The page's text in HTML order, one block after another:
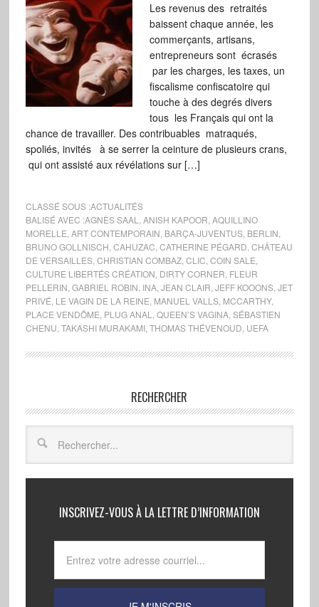
Les revenus des retraités
baissent chaque année, les
commerçants, artisans,
entrepreneurs sont écrasés
par les charges, les taxes, un
fiscalisme confiscatoire qui
touche à des degrés divers
tous les Français qui ont la
chance de travailler. Des contribuables matraqués,
spoliés, invités à se serrer la ceinture de plusieurs crans,
qui ont assisté aux révélations sur […]
CLASSÉ SOUS :ACTUALITÉS
BALISÉ AVEC :AGNÈS SAAL ANISH KAPOOR AQUILLINO
MORELLE ART CONTEMPORAIN BARÇA-JUVENTUS, BERLIN
BRUNO GOLLNISCH CAHUZAC CATHERINE PÉGARD CHÂTEAU
DE VERSAILLES, CHRISTIAN COMBAZ, CLIC COIN SALE
CULTURE LIBERTÉS CRÉATION DIRTY CORNER FLEUR
PELLERIN GABRIEL ROBIN INA, JEAN CLAIR JEFF KOOONS, JET
PRIVÉ LE VAGIN DE LA REINE MANUEL VALLS, MCCARTHY,
PLACE VENDÔME PLUG ANAL QUEEN’S VAGINA, SÉBASTIEN
CHENU TAKASHI MURAKAMI, THOMAS THÉVENOUD UEFA
RECHERCHER
INSCRIVEZ-VOUS À LA LETTRE D’INFORMATION